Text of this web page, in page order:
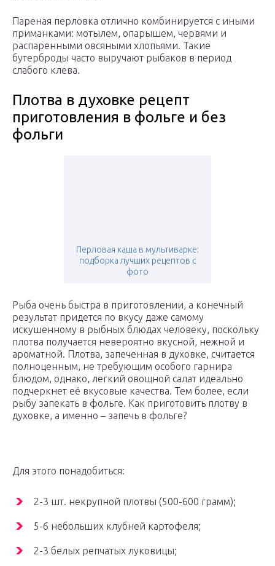
Пареная перловка отлично комбинируется с иными
приманками: мотылем, опарышем, червями и
распаренными овсяными хлопьями. Такие
бутерброды часто выручают рыбаков в период
слабого клева.
Плотва в духовке рецепт
приготовления в фольге и без
фольги
Перловая каша в мультиварке:
подборка лучших рецептов с
фото
Рыба очень быстра в приготовлении, а конечный
результат придется по вкусу даже самому
искушенному в рыбных блюдах человеку, поскольку
плотва получается невероятно вкусной, нежной и
ароматной. Плотва, запеченная в духовке, считается
полноценным, не требующим особого гарнира
блюдом, однако, легкий овощной салат идеально
подчеркнет её вкусовые качества. Тем более, если
рыбу запекать в фольге. Как приготовить плотву в
духовке, а именно – запечь в фольге?
Для этого понадобиться:
2-3 шт. некрупной плотвы (500-600 грамм);
5-6 небольших клубней картофеля;
2-3 белых репчатых луковицы;